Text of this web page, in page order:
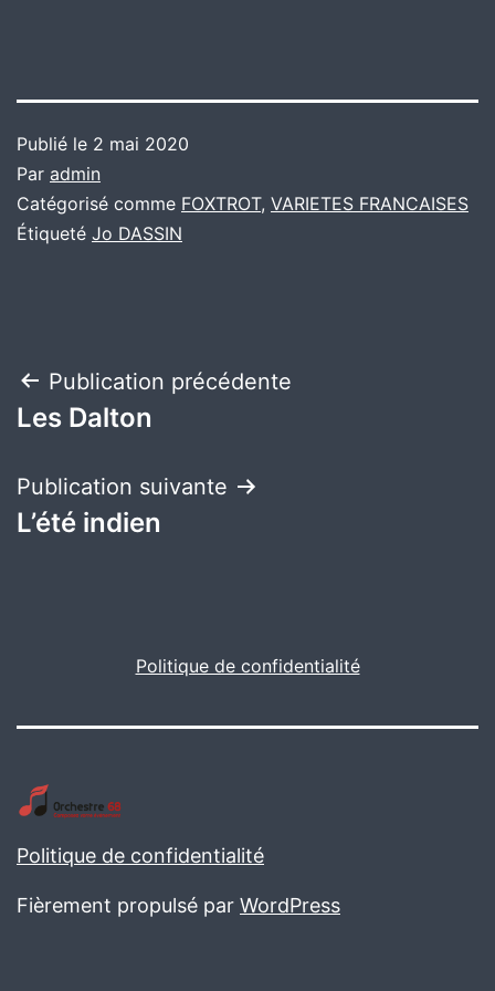
Publié le 2 mai 2020
Par admin
Catégorisé comme FOXTROT, VARIETES FRANCAISES
Étiqueté Jo DASSIN
Navigation
de
l’article
Publication précédente
Les Dalton
Publication suivante
L’été indien
Politique de confidentialité
Politique de confidentialité
Fièrement propulsé par WordPress